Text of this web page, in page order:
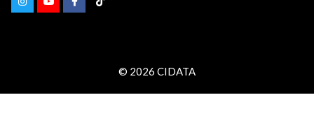
© 2026 CIDATA